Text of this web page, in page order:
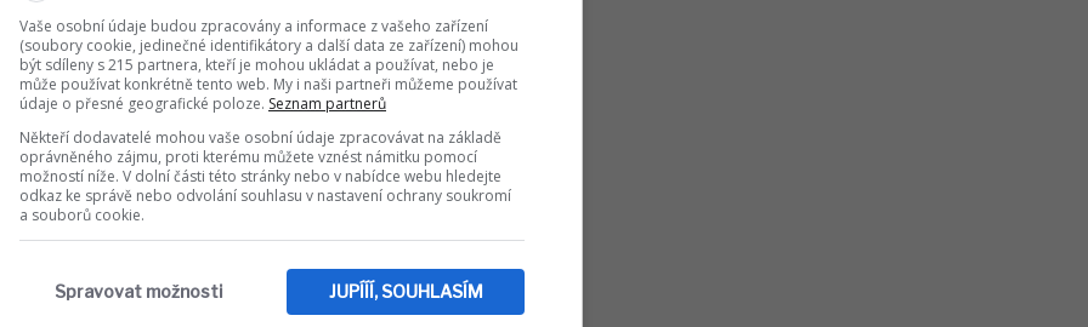
i konkrétní incident z doby, kdy
Cottage ve Windsoru. Meghan byla
z pomocných zahradníků. Když se to
sedla do auta, dojela k nim a
k personálu přísně pokárala.
vyjadřovala o Harryho nové roli v USA
přítelkyni řekla: „Harry se rozhodl
dělal pečovatele svému synovi
knihy nelze podceňovat míru trápení,
v posledních dvou letech jejího života
Vaše osobní údaje budou zpracovány a informace z vašeho zařízení
(soubory cookie, jedinečné identifikátory a další data ze zařízení) mohou
být sdíleny s 215 partnera, kteří je mohou ukládat a používat, nebo je
může používat konkrétně tento web. My i naši partneři můžeme používat
údaje o přesné geografické poloze. Seznam partnerů
Někteří dodavatelé mohou vaše osobní údaje zpracovávat na základě
oprávněného zájmu, proti kterému můžete vznést námitku pomocí
možností níže. V dolní části této stránky nebo v nabídce webu hledejte
odkaz ke správě nebo odvolání souhlasu v nastavení ochrany soukromí
a souborů cookie.
JUPÍÍÍ, SOUHLASÍM
Spravovat možnosti